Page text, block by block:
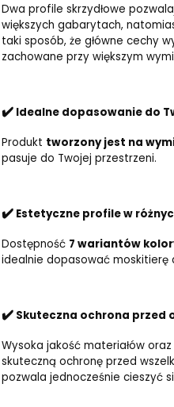
Dwa profile skrzydłowe
większych gabarytach,
taki sposób, że główne cechy
zachowane przy większym
✔️ Idealne dopasowanie do
Produkt tworzony jest na
pasuje do Twojej przestrzeni.
✔️ Estetyczne profile w
Dostępność 7 wariantów
idealnie dopasować moskitierę
✔️ Skuteczna ochrona przed
Wysoka jakość materiałów
skuteczną ochronę przed
pozwala jednocześnie cieszyć